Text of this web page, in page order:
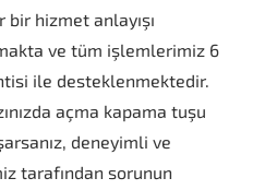
hizmet anlayışı
ve tüm işlemlerimiz 6
ile desteklenmektedir.
açma kapama tuşu
deneyimli ve
tarafından sorunun